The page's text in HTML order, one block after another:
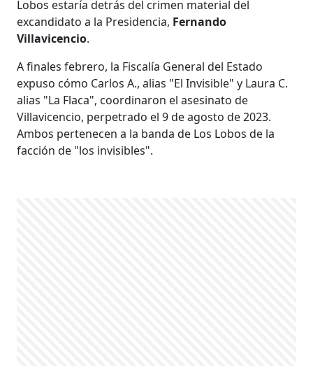
Lobos estaría detrás del crimen material del
excandidato a la Presidencia, Fernando
Villavicencio.
A finales febrero, la Fiscalía General del Estado
expuso cómo Carlos A., alias "El Invisible" y Laura C.
alias "La Flaca", coordinaron el asesinato de
Villavicencio, perpetrado el 9 de agosto de 2023.
Ambos pertenecen a la banda de Los Lobos de la
facción de "los invisibles".